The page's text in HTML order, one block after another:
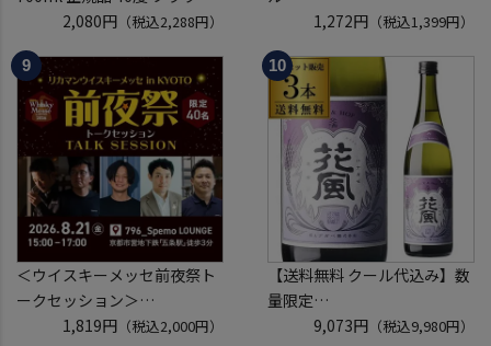
フォーマン
ウイスキー テネシー バーボン
長S
2,080円（税込2,288円）
40度 700ml
スコッチ ウイスキー white &
mackay scotch whisky [長S]
1,272円 （税込1,399円）
＜ウイスキーメッセ前夜祭ト
ークセッション＞
8月21日(金)15:00～17:00京都
1,819円（税込2,000円）
【送料無料 クール代込み】数
量限定
稲とアガベ 交酒 花風 -心拍-
9,073円 （税込9,980円）